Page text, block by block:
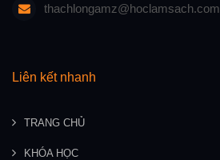
thachlongamz@hoclamsach.com
Liên kết nhanh
TRANG CHỦ
KHÓA HỌC